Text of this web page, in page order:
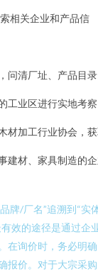
相关企业和产品信
问清厂址、产品目
工业区进行实地考
材加工行业协会，
建材、家具制造的
牌/厂名”追溯到“实
效的途径是通过企
在询价时，务必明
报价。对于大宗采